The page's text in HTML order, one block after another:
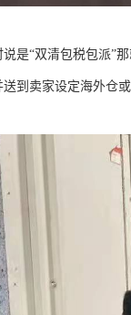
是“双清包税包派”
到卖家设定海外仓